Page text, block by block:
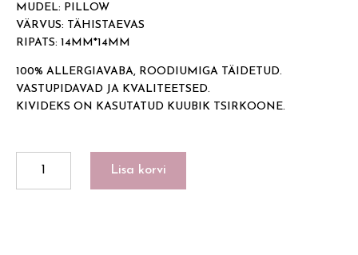
MUDEL: PILLOW
VÄRVUS: TÄHISTAEVAS
RIPATS: 14MM*14MM
100% ALLERGIAVABA, ROODIUMIGA TÄIDETUD.
VASTUPIDAVAD JA KVALITEETSED.
KIVIDEKS ON KASUTATUD KUUBIK TSIRKOONE.
kogus
Lisa korvi